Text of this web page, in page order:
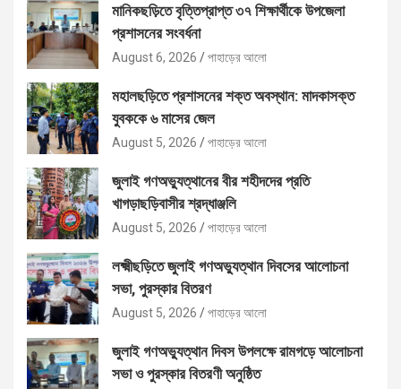
মানিকছড়িতে বৃত্তিপ্রাপ্ত ৩৭ শিক্ষার্থীকে উপজেলা
প্রশাসনের সংবর্ধনা
August 6, 2026 পাহাড়ের আলো
মহালছড়িতে প্রশাসনের শক্ত অবস্থান: মাদকাসক্ত
যুবককে ৬ মাসের জেল
August 5, 2026 পাহাড়ের আলো
জুলাই গণঅভ্যুত্থানের বীর শহীদদের প্রতি
খাগড়াছড়িবাসীর শ্রদ্ধাঞ্জলি
August 5, 2026 পাহাড়ের আলো
লক্ষ্মীছড়িতে জুলাই গণঅভ্যুত্থান দিবসের আলোচনা
সভা, পুরস্কার বিতরণ
August 5, 2026 পাহাড়ের আলো
জুলাই গণঅভ্যুত্থান দিবস উপলক্ষে রামগড়ে আলোচনা
সভা ও পুরস্কার বিতরণী অনুষ্ঠিত